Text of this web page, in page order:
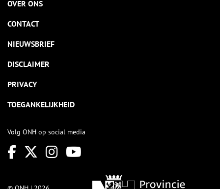
OVER ONS
CONTACT
NIEUWSBRIEF
DISCLAIMER
PRIVACY
TOEGANKELIJKHEID
Volg ONH op social media